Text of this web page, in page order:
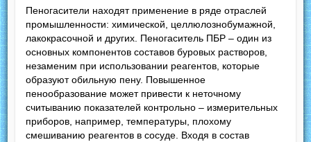
Пеногасители находят применение в ряде отраслей
промышленности: химической, целлюлознобумажной,
лакокрасочной и других. Пеногаситель ПБР – один из
основных компонентов составов буровых растворов,
незаменим при использовании реагентов, которые
образуют обильную пену. Повышенное
пенообразование может привести к неточному
считыванию показателей контрольно – измерительных
приборов, например, температуры, плохому
смешиванию реагентов в сосуде. Входя в состав